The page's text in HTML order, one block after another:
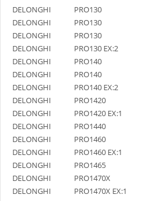
DELONGHI
PRO130
DELONGHI
PRO130
DELONGHI
PRO130
DELONGHI
PRO130 EX:2
DELONGHI
PRO140
DELONGHI
PRO140
DELONGHI
PRO140 EX:2
DELONGHI
PRO1420
DELONGHI
PRO1420 EX:1
DELONGHI
PRO1440
DELONGHI
PRO1460
DELONGHI
PRO1460 EX:1
DELONGHI
PRO1465
DELONGHI
PRO1470X
DELONGHI
PRO1470X EX:1